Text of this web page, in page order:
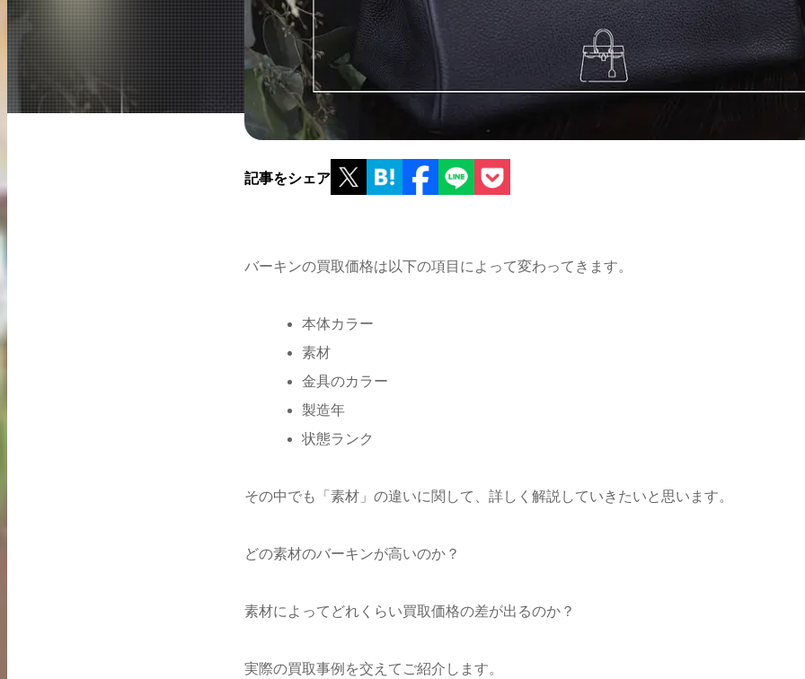
買取実績はこちらから
希少なリザード素材のバーキンの買取価格や
高く売るためのポイントを徹底解説
ヴァンクリ相場解
コラムをさらにみる
記事をシェア
バーキンの買取価格は以下の項目によって変わってきます。
本体カラー
素材
金具のカラー
製造年
状態ランク
その中でも「素材」の違いに関して、詳しく解説していきたいと思います。
どの素材のバーキンが高いのか？
素材によってどれくらい買取価格の差が出るのか？
実際の買取事例を交えてご紹介します。